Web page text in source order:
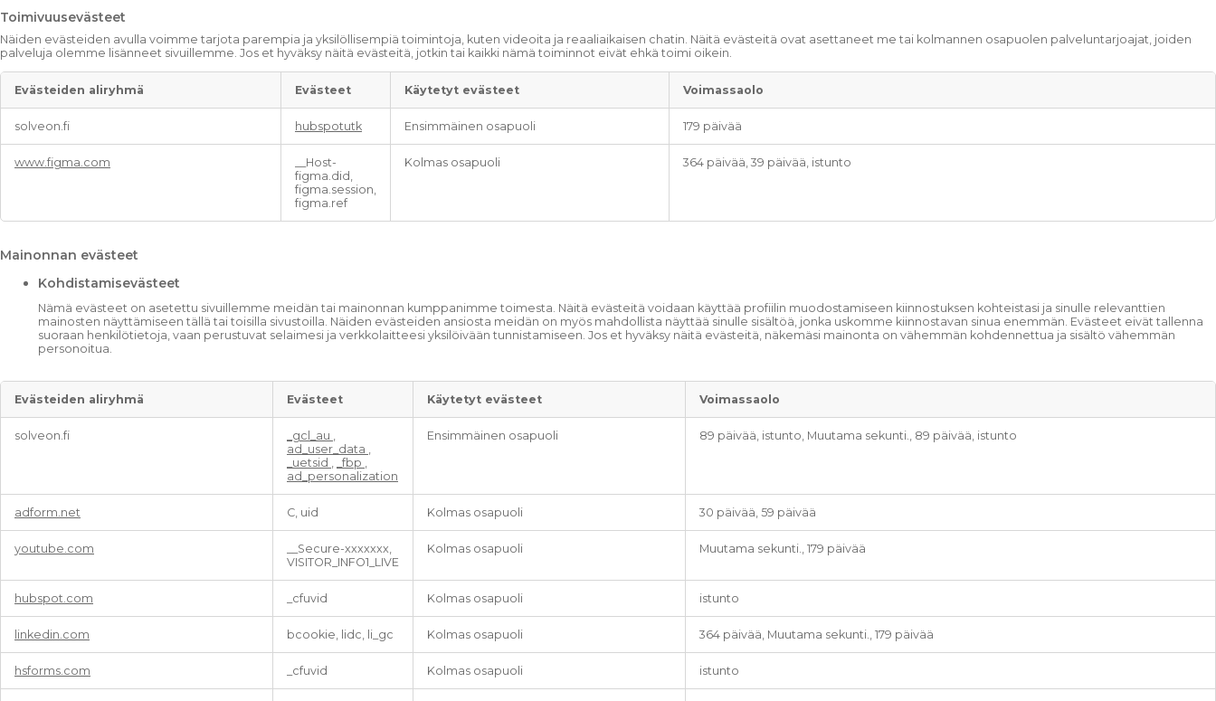
k
a
e
v
s
Toimivuusevästeet
Näiden evästeiden avulla voimme tarjota parempia ja yksilöllisempiä toimintoja, kuten videoita ja reaaliaikaisen chatin. Näitä evästeitä ovat asettaneet me tai kolmannen osapuolen palveluntarjoajat, joiden
palveluja olemme lisänneet sivuillemme. Jos et hyväksy näitä evästeitä, jotkin tai kaikki nämä toiminnot eivät ehkä toimi oikein.
i
e
Evästeiden aliryhmä Evästeet Käytetyt evästeet Voimassaolo
solveon.fi hubspotutk Ensimmäinen osapuoli 179 päivää
www.figma.com
__Host-
figma.did,
figma.session,
figma.ref
Kolmas osapuoli 364 päivää, 39 päivää, istunto
Mainonnan evästeet
Kohdistamisevästeet
Nämä evästeet on asetettu sivuillemme meidän tai mainonnan kumppanimme toimesta. Näitä evästeitä voidaan käyttää profiilin muodostamiseen kiinnostuksen kohteistasi ja sinulle relevanttien
mainosten näyttämiseen tällä tai toisilla sivustoilla. Näiden evästeiden ansiosta meidän on myös mahdollista näyttää sinulle sisältöä, jonka uskomme kiinnostavan sinua enemmän. Evästeet eivät tallenna
suoraan henkilötietoja, vaan perustuvat selaimesi ja verkkolaitteesi yksilöivään tunnistamiseen. Jos et hyväksy näitä evästeitä, näkemäsi mainonta on vähemmän kohdennettua ja sisältö vähemmän
personoitua.
d
e
ä
t
Evästeiden aliryhmä Evästeet Käytetyt evästeet Voimassaolo
solveon.fi _gcl_au
ad_user_data
_uetsid
_fbp
ad_personalization
Ensimmäinen osapuoli 89 päivää, istunto, Muutama sekunti., 89 päivää, istunto
adform.net C, uid Kolmas osapuoli 30 päivää, 59 päivää
youtube.com
__Secure-xxxxxxx,
VISITOR_INFO1_LIVE
Kolmas osapuoli Muutama sekunti., 179 päivää
hubspot.com _cfuvid Kolmas osapuoli istunto
linkedin.com bcookie, lidc, li_gc Kolmas osapuoli 364 päivää, Muutama sekunti., 179 päivää
hsforms.com _cfuvid Kolmas osapuoli istunto